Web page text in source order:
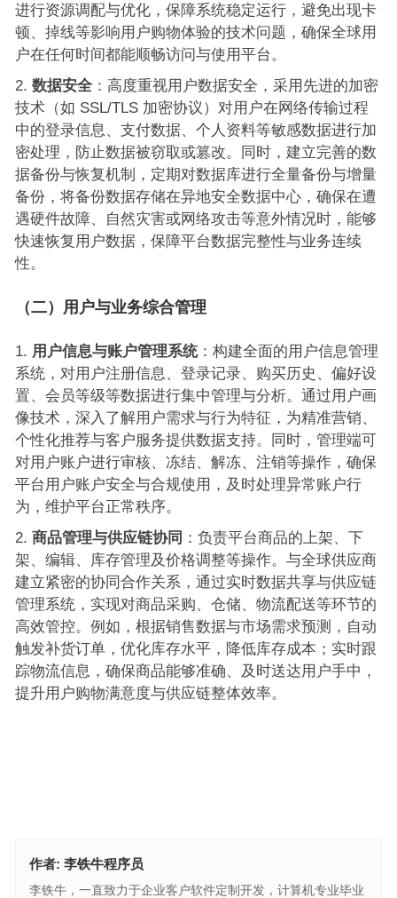
进行资源调配与优化，保障系统稳定运行，避免出现卡
顿、掉线等影响用户购物体验的技术问题，确保全球用
户在任何时间都能顺畅访问与使用平台。
数据安全：高度重视用户数据安全，采用先进的加密
技术（如 SSL/TLS 加密协议）对用户在网络传输过程
中的登录信息、支付数据、个人资料等敏感数据进行加
密处理，防止数据被窃取或篡改。同时，建立完善的数
据备份与恢复机制，定期对数据库进行全量备份与增量
备份，将备份数据存储在异地安全数据中心，确保在遭
遇硬件故障、自然灾害或网络攻击等意外情况时，能够
快速恢复用户数据，保障平台数据完整性与业务连续
性。
（二）用户与业务综合管理
用户信息与账户管理系统：构建全面的用户信息管理
系统，对用户注册信息、登录记录、购买历史、偏好设
置、会员等级等数据进行集中管理与分析。通过用户画
像技术，深入了解用户需求与行为特征，为精准营销、
个性化推荐与客户服务提供数据支持。同时，管理端可
对用户账户进行审核、冻结、解冻、注销等操作，确保
平台用户账户安全与合规使用，及时处理异常账户行
为，维护平台正常秩序。
商品管理与供应链协同 ：负责平台商品的上架、下
架、编辑、库存管理及价格调整等操作。与全球供应商
建立紧密的协同合作关系，通过实时数据共享与供应链
管理系统，实现对商品采购、仓储、物流配送等环节的
高效管控。例如，根据销售数据与市场需求预测，自动
触发补货订单，优化库存水平，降低库存成本；实时跟
踪物流信息，确保商品能够准确、及时送达用户手中，
提升用户购物满意度与供应链整体效率。
作者: 李铁牛程序员
李铁牛，一直致力于企业客户软件定制开发，计算机专业毕业